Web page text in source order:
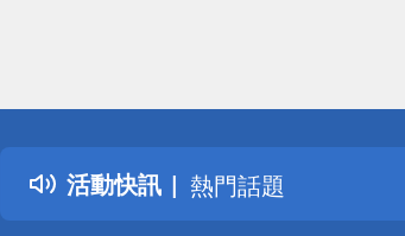
活動快訊
詐騙網頁！請小心！
得獎公告
熱門話題
銀行優惠